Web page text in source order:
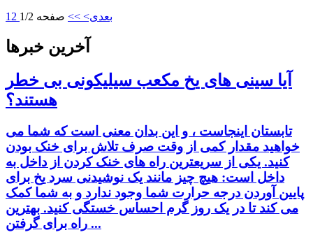
1 2 بعدی> >> صفحه 1/2
آخرین خبرها
آیا سینی های یخ مکعب سیلیکونی بی خطر
هستند؟
تابستان اینجاست ، و این بدان معنی است که شما می
خواهید مقدار کمی از وقت صرف تلاش برای خنک بودن
کنید. یکی از سریعترین راه های خنک کردن از داخل به
داخل است: هیچ چیز مانند یک نوشیدنی سرد یخ برای
پایین آوردن درجه حرارت شما وجود ندارد و به شما کمک
می کند تا در یک روز گرم احساس خستگی کنید. بهترین
راه برای گرفتن ...